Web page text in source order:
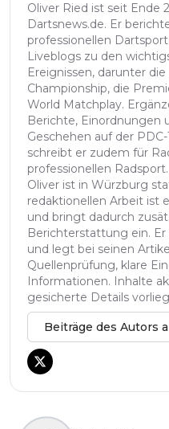
Oliver Ried ist seit Ende
Dartsnews.de. Er
professionellen
Liveblogs zu den
Ereignissen, darunter
Championship, die
World Matchplay.
Berichte,
Geschehen auf der
schreibt er zudem für
professionellen Radsport.
Oliver ist in Würzburg
redaktionellen Arbeit ist
und bringt dadurch
Berichterstattung ein.
und legt bei seinen
Quellenprüfung, klare
Informationen. Inhalte
gesicherte Details
Beiträge des Autors